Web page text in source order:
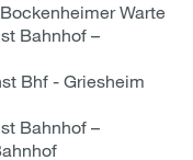
Warte
Bahnhof –
Bhf - Griesheim
Bahnhof –